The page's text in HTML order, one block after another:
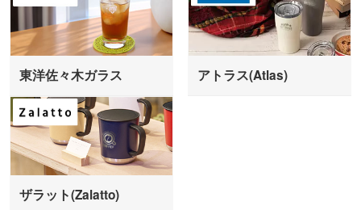
東洋佐々木ガラス アトラス(Atlas)
ザラット(Zalatto)